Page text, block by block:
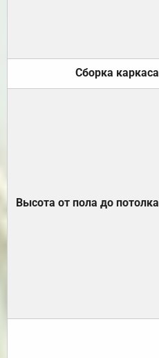
Сборка каркаса
Высота от пола до потолка